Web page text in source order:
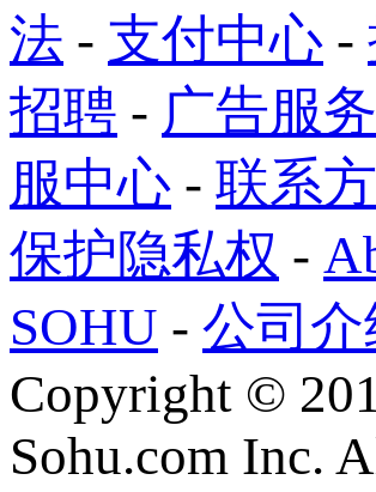
法 - 支付中心 -
招聘 - 广告服务
服中心 - 联系
保护隐私权 -
SOHU - 公司介
Copyright ©
Sohu.com Inc.